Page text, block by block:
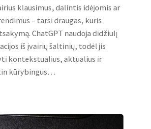
klausimus, dalintis idėjomis ar
– tarsi draugas, kuris
ChatGPT naudoja didžiulį
iš įvairių šaltinių, todėl jis
kontekstualius, aktualius ir
kūrybingus…